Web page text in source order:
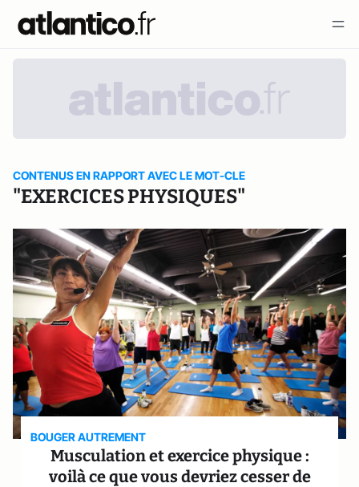
CONTENUS EN RAPPORT AVEC LE MOT-CLE
"EXERCICES PHYSIQUES"
BOUGER AUTREMENT
Musculation et exercice physique :
voilà ce que vous devriez cesser de